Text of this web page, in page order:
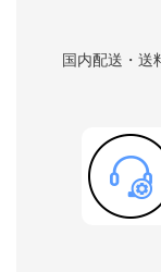
国内配送・送